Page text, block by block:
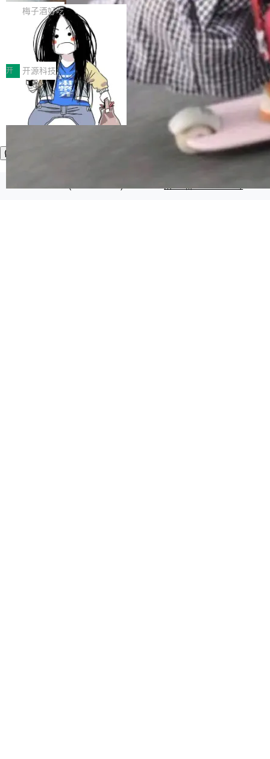
续增长的AI成本该如何优化。 深信服AI算力网关
正是围绕这些实际问题，从Token治理和成本治
理两个方面，让用户的每一份算力都看得清、管
得住、用得稳、省得下、更安全！ 一、从现在开
始，Token使用一目...
wat（Google 员工编号 23，Jeff Dean 二十多
年的编程搭档，MapReduce 和 Bigtable 的共同
作者）、Quoc Le（Google 大脑核心成员，Se
q2Seq 和 DocAI 的共同发明人）以及 Oriol Vin
yals（Gemini 联合负责人，AlphaSta...
把「看得清、用母语、记得住」三件事一次补
齐。 SolonCode 是什么 SolonCode 是杭州无
耳科技研发的企业级终端编码智能体——一位全
中文驱动的数字员工，自主理解需求、规划步
骤、编写代码。不挑模型、不挑平台，curl 一行
装完即用。 开源地址：Gitee · GitCode · GitHu
b 安装 支持 Java 8+（8~26）、macOS / Linu
x / Windows / Harmony PC。 # macOS / Linu
x / Harmony PC curl -fsSL https://solon.noea
梅子酒好吃
让“代码语义理解”深度释放AI Coding
价值潜能：华为云码道（CodeArts）
代码仓技术解析
一、代码仓深度理解技术的作用与价值 在软件工
程实践中，代码仓是企业核心知识资产的主要载
体。企业级代码仓库通常包含数十万乃至数百万
个文件，其规模远超单次模型调用可承载的上下
文窗口。随着项目规模的持续扩张与代码历史的
不断累积，代码仓中的模块关系、接口契约、业
务逻辑等关键信息往往分散于数十乃至数百个文
件之中，形成高度复杂的知识关联网络。传统的
开 开源科技